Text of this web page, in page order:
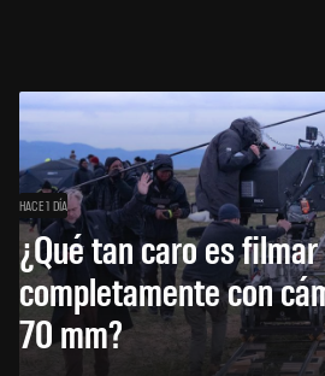
HACE 1 DÍA
¿Qué tan caro es
completamente con
70 mm?